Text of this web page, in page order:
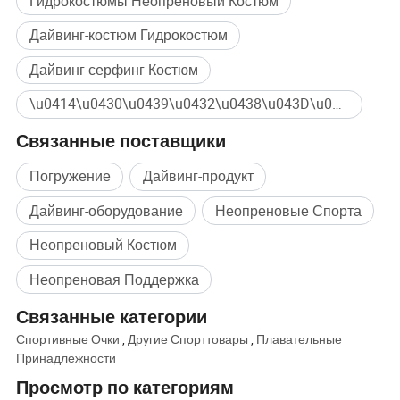
Дайвинг-костюм Гидрокостюм
Дайвинг-серфинг Костюм
\u0414\u0430\u0439\u0432\u0438\u043D\u0433 Массовая покупка
Связанные поставщики
Погружение
Дайвинг-продукт
Дайвинг-оборудование
Неопреновые Спорта
Неопреновый Костюм
Неопреновая Поддержка
Связанные категории
Спортивные Очки ,Другие Спорттовары , Плавательные
Принадлежности
Просмотр по категориям